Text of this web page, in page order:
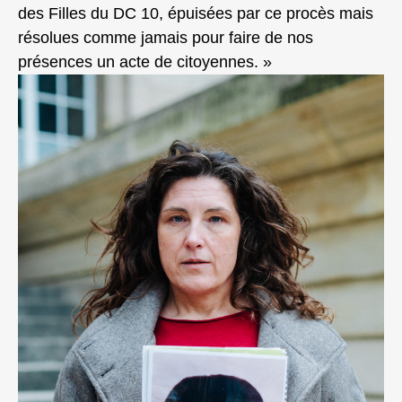
des Filles du DC 10, épuisées par ce procès mais
résolues comme jamais pour faire de nos
présences un acte de citoyennes. »